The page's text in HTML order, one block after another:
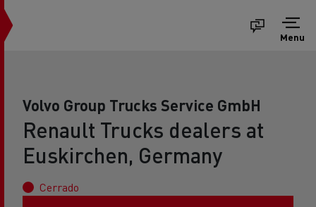
Menu
Volvo Group Trucks Service GmbH
Renault Trucks dealers at
Euskirchen, Germany
Cerrado